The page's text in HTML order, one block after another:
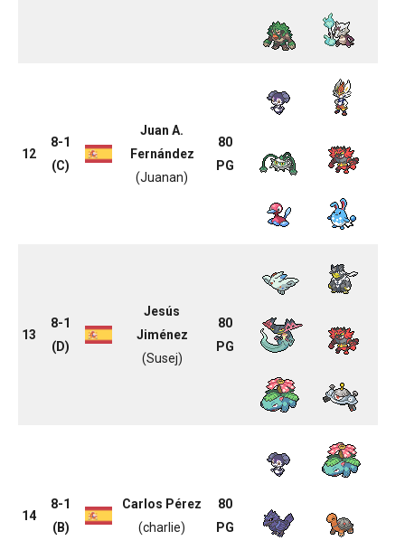
12
8-1
(C)
Juan A.
Fernández
(Juanan)
80
PG
13
8-1
(D)
Jesús
Jiménez
(Susej)
80
PG
14
8-1
(B)
Carlos Pérez
(charlie)
80
PG